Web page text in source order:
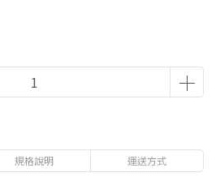
規格說明 運送方式